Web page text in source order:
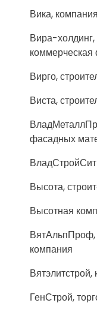
Вика, компания
Вира-
Вирго,
Виста,
фасадных
Высота,
Высотная
ВятАльпПроф,
компания
Вятэлитстрой,
ГенСтрой,